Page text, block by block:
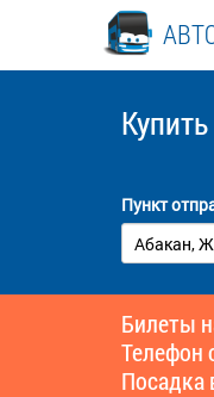
Пункт
Билеты
Телефон
Посадка